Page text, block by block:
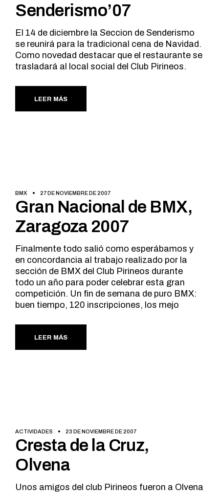
Senderismo’07
El 14 de diciembre la Seccion de Senderismo
se reunirá para la tradicional cena de Navidad.
Como novedad destacar que el restaurante se
trasladará al local social del Club Pirineos.
LEER MÁS
BMX 27 DE NOVIEMBRE DE 2007
Gran Nacional de BMX,
Zaragoza 2007
Finalmente todo salió como esperábamos y
en concordancia al trabajo realizado por la
sección de BMX del Club Pirineos durante
todo un año para poder celebrar esta gran
competición. Un fin de semana de puro BMX:
buen tiempo, 120 inscripciones, los mejo
LEER MÁS
ACTIVIDADES 23 DE NOVIEMBRE DE 2007
Cresta de la Cruz,
Olvena
Unos amigos del club Pirineos fueron a Olvena